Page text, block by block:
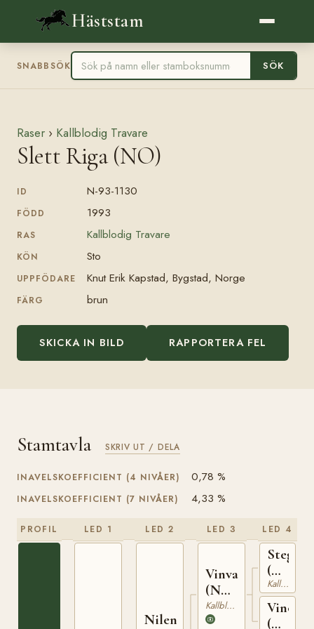
Häststam
SNABBSÖK SÖK
Raser › Kallblodig Travare
Slett Riga (NO)
ID N-93-1130
FÖDD 1993
RAS Kallblodig Travare
KÖN Sto
UPPFÖDARE Knut Erik Kapstad, Bygstad, Norge
FÄRG brun
SKICKA IN BILD RAPPORTERA FEL
Stamtavla SKRIV UT / DELA
INAVELSKOEFFICIENT (4 NIVÅER) 0,78 %
INAVELSKOEFFICIENT (7 NIVÅER) 4,33 %
PROFIL LED 1 LED 2
Nilen
LED 3
Vinvar
(NO)
T-
230
Kallblodig Travare
LED 4
Stegg
(NO)
T-
169
Kallblodig Travare
Vinoga
(NO)